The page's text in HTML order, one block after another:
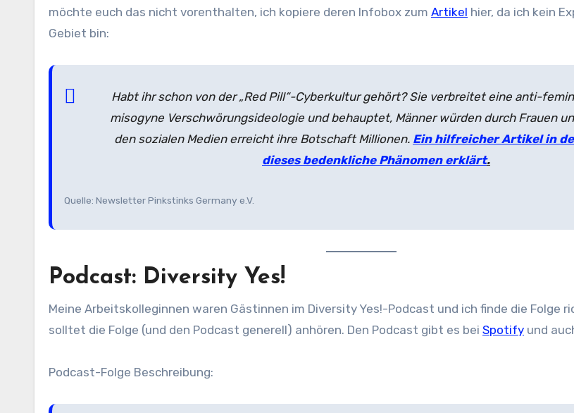
möchte euch das nicht vorenthalten, ich kopiere deren Infobox zum Artikel hier, da ich kein
Gebiet bin:
Habt ihr schon von der „Red Pill“-Cyberkultur gehört? Sie verbreitet eine anti-
misogyne Verschwörungsideologie und behauptet, Männer würden durch Frauen
den sozialen Medien erreicht ihre Botschaft Millionen. Ein hilfreicher Artikel in
dieses bedenkliche Phänomen erklärt.
Quelle: Newsletter Pinkstinks Germany e.V.
Podcast: Diversity Yes!
Meine Arbeitskolleginnen waren Gästinnen im Diversity Yes!-Podcast und ich finde die Folge
solltet die Folge (und den Podcast generell) anhören. Den Podcast gibt es bei Spotify und
Podcast-Folge Beschreibung: